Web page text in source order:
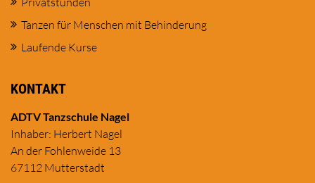
Tanzen für Menschen mit Behinderung
Laufende Kurse
KONTAKT
ADTV Tanzschule Nagel
Inhaber: Herbert Nagel
An der Fohlenweide 13
67112 Mutterstadt